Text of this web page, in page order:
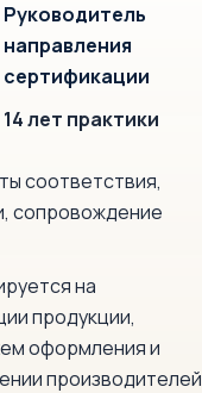
Руководитель
направления
сертификации
14 лет практики
соответствия,
сопровождение
на
продукции,
оформления и
производителей